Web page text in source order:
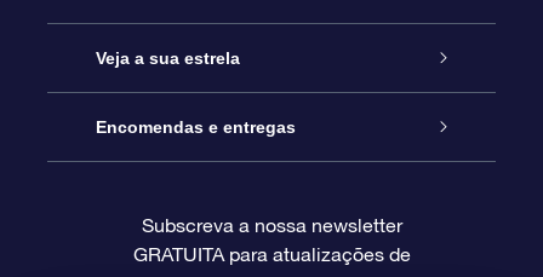
Contactos
O Blog
Avaliações
Prenda Star Online
Pacote Prenda OSR
O Cartão Presente OSR
Veja a sua estrela
Registo de Estrela
Página de Estrela personalizada
Encomendas e entregas
Informação de pagamento
Subscreva a nossa newsletter
GRATUITA para atualizações de